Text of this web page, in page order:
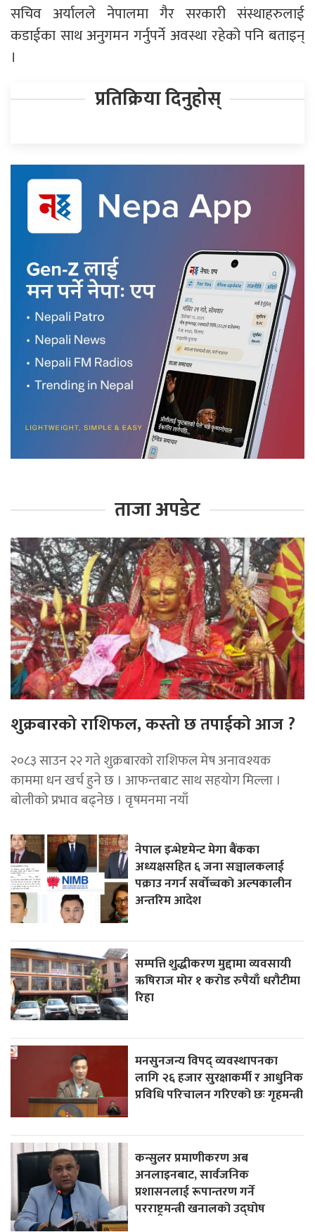
सचिव अर्यालले नेपालमा गैर सरकारी संस्थाहरुलाई
कडाईका साथ अनुगमन गर्नुपर्ने अवस्था रहेको पनि बताइन्
।
प्रतिक्रिया दिनुहोस्
ताजा अपडेट
शुक्रबारको राशिफल, कस्तो छ तपाईको आज ?
२०८३ साउन २२ गते शुक्रबारको राशिफल मेष अनावश्यक
काममा धन खर्च हुने छ । आफन्तबाट साथ सहयोग मिल्ला ।
बोलीको प्रभाव बढ्नेछ । वृषमनमा नयाँ
नेपाल इन्भेष्टमेन्ट मेगा बैंकका
अध्यक्षसहित ६ जना सञ्चालकलाई
पक्राउ नगर्न सर्वोच्चको अल्पकालीन
अन्तरिम आदेश
सम्पत्ति शुद्धीकरण मुद्दामा व्यवसायी
ऋषिराज मोर १ करोड रुपैयाँ धरौटीमा
रिहा
मनसुनजन्य विपद् व्यवस्थापनका
लागि २६ हजार सुरक्षाकर्मी र आधुनिक
प्रविधि परिचालन गरिएको छः गृहमन्त्री
कन्सुलर प्रमाणीकरण अब
अनलाइनबाट, सार्वजनिक
प्रशासनलाई रूपान्तरण गर्ने
परराष्ट्रमन्त्री खनालको उद्घोष